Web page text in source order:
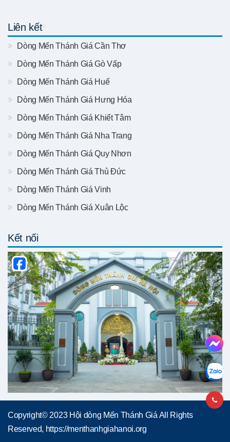
Liên kết
Dòng Mến Thánh Giá Cần Thơ
Dòng Mến Thánh Giá Gò Vấp
Dòng Mến Thánh Giá Huế
Dòng Mến Thánh Giá Hưng Hóa
Dòng Mến Thánh Giá Khiết Tâm
Dòng Mến Thánh Giá Nha Trang
Dòng Mến Thánh Giá Quy Nhơn
Dòng Mến Thánh Giá Thủ Đức
Dòng Mến Thánh Giá Vinh
Dòng Mến Thánh Giá Xuân Lộc
Kết nối
Copyright© 2023 Hội dòng Mến Thánh Giá All Rights
Reserved, https://menthanhgiahanoi.org